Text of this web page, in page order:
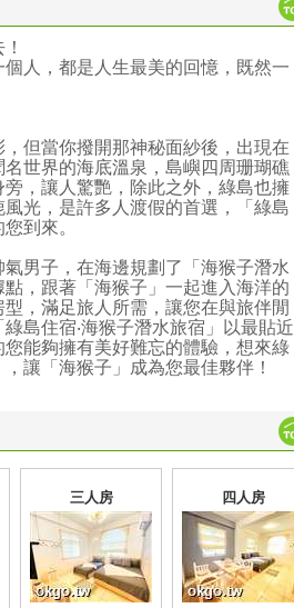
人，都是人生最美的回憶，既然一
但當你撥開那神秘面紗後，出現在
世界的海底溫泉，島嶼四周珊瑚礁
，讓人驚艷，除此之外，綠島也擁
光，是許多人渡假的首選，「綠島
到來。
男子，在海邊規劃了「海猴子潛水
，跟著「海猴子」一起進入海洋的
，滿足旅人所需，讓您在與旅伴閒
島住宿‧海猴子潛水旅宿」以最貼近
能夠擁有美好難忘的體驗，想來綠
讓「海猴子」成為您最佳夥伴！
三人房 四人房